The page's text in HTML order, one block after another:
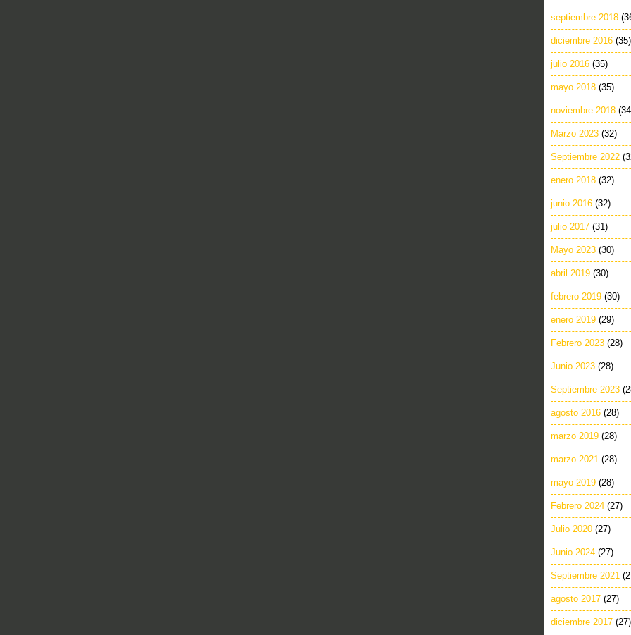
septiembre 2018
diciembre 2016 (35)
julio 2016 (35)
mayo 2018 (35)
noviembre 2018
Marzo 2023 (32)
Septiembre 2022
enero 2018 (32)
junio 2016 (32)
julio 2017 (31)
Mayo 2023 (30)
abril 2019 (30)
febrero 2019 (30)
enero 2019 (29)
Febrero 2023 (28)
Junio 2023 (28)
Septiembre 2023
agosto 2016 (28)
marzo 2019 (28)
marzo 2021 (28)
mayo 2019 (28)
Febrero 2024 (27)
Julio 2020 (27)
Junio 2024 (27)
Septiembre 2021
agosto 2017 (27)
diciembre 2017 (27)